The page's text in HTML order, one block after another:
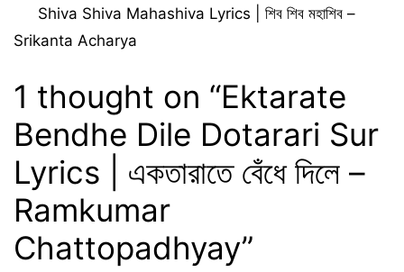
Shiva Shiva Mahashiva Lyrics | শিব শিব মহাশিব –
Srikanta Acharya
1 thought on “Ektarate
Bendhe Dile Dotarari Sur
Lyrics | একতারাতে বেঁধে দিলে –
Ramkumar
Chattopadhyay”